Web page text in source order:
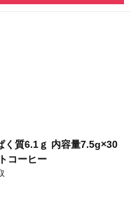
く質6.1ｇ 内容量7.5g×30
コーヒー